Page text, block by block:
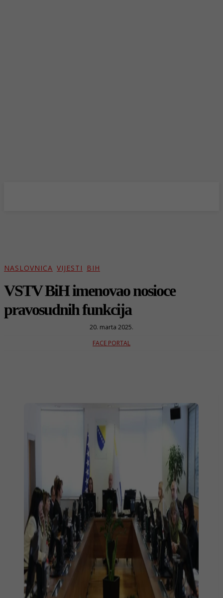
NASLOVNICA VIJESTI BIH
VSTV BiH imenovao nosioce
pravosudnih funkcija
20. marta 2025.
FACE PORTAL